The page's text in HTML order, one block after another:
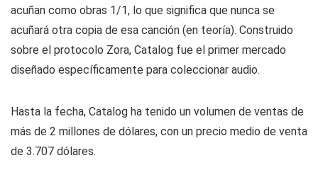
acuñan como obras 1/1, lo que significa que nunca se
acuñará otra copia de esa canción (en teoría). Construido
sobre el protocolo Zora, Catalog fue el primer mercado
diseñado específicamente para coleccionar audio.
Hasta la fecha, Catalog ha tenido un volumen de ventas de
más de 2 millones de dólares, con un precio medio de venta
de 3.707 dólares.